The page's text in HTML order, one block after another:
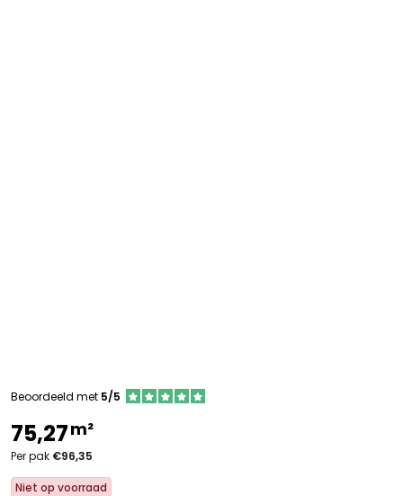
Beoordeeld met 5/5
75,27m²
Per pak €96,35
Niet op voorraad